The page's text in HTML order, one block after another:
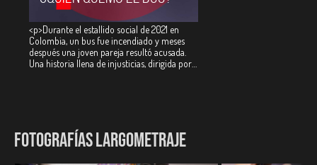
<p>Durante el estallido social de 2021 en
Colombia, un bus fue incendiado y meses
después una joven pareja resultó acusada.
Una historia llena de injusticias, dirigida por
FOTOGRAFÍAS LARGOMETRAJE